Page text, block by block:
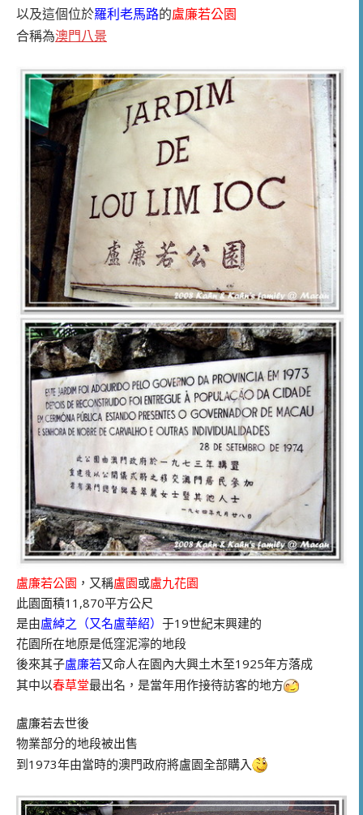
以及這個位於羅利老馬路的盧廉若公園
合稱為澳門八景
盧廉若公園 ，又稱盧園或盧九花園
此園面積11,870平方公尺
是由盧綽之（又名盧華紹） 于19世紀末興建的
花園所在地原是低窪泥濘的地段
後來其子盧廉若又命人在園內大興土木至1925年方落成
其中以春草堂最出名，是當年用作接待訪客的地方
盧廉若去世後
物業部分的地段被出售
到1973年由當時的澳門政府將盧園全部購入